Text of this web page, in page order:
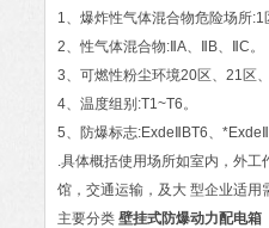
1、爆炸性气体混合物危险场所:1
2、性气体混合物:ⅡA、ⅡB、ⅡC。
3、可燃性粉尘环境20区、21区
4、温度组别:T1~T6。
5、防爆标志:ExdeⅡBT6、
.具体概括使用场所如室内，外
馆，交通运输，及大 型企业适用
主要分类 壁挂式防爆动力配电箱